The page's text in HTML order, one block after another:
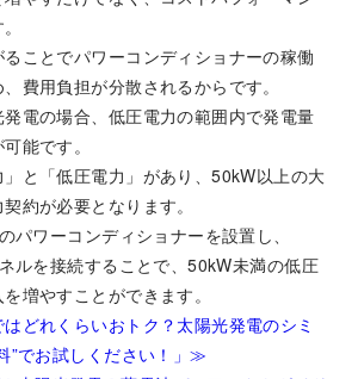
ことでパワーコンディショナーの稼働
費用負担が分散されるからです。
電の場合、低圧電力の範囲内で発電量
能です。
と「低圧電力」があり、50kW以上の大
約が必要となります。
パワーコンディショナーを設置し、
ルを接続することで、50kW未満の低圧
増やすことができます。
はどれくらいおトク？太陽光発電のシミ
”でお試しください！」≫